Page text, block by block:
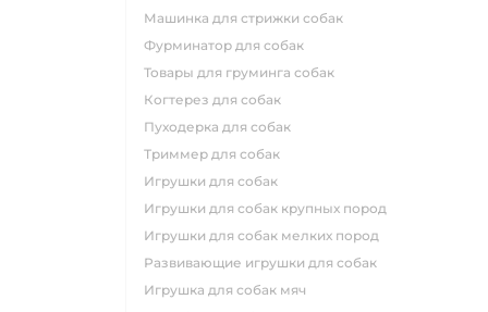
машинка для стрижки собак
фурминатор для собак
товары для груминга собак
когтерез для собак
пуходерка для собак
триммер для собак
игрушки для собак
игрушки для собак крупных пород
игрушки для собак мелких пород
развивающие игрушки для собак
игрушка для собак мяч